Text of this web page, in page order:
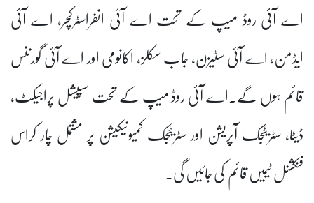
اے آئی روڈ میپ کے تحت اے آئی انفراسٹرکچر، اے آئی
ایڈمن، اے آئی سٹیزن، جاب سکلز، اکانومی اور اے آئی گورننس
قائم ہوں گے۔اے آئی روڈ میپ کے تحت سپیشل پراجیکٹ،
ڈیٹا، سٹریٹجک آپریشن اور سٹریٹجک کمیونیکیشن پر مشتمل چار کراس
فنکشنل ٹیمیں قائم کی جائیں گی۔